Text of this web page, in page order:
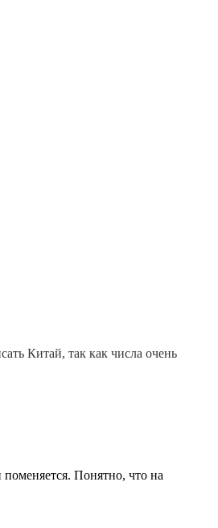
Китай, так как числа очень
Понятно, что на